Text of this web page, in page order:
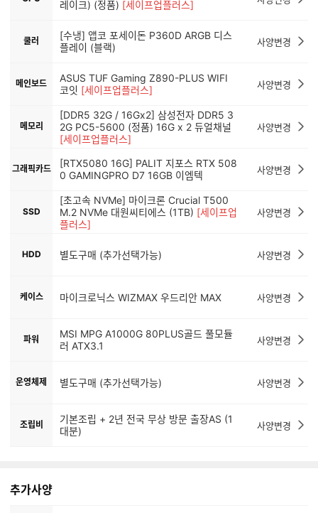
레이크) (정품) [세이프업플러스]
쿨러
[수냉] 앱코 포세이돈 P360D ARGB 디스
플레이 (블랙)
사양변경
메인보드
ASUS TUF Gaming Z890-PLUS WIFI
코잇 [세이프업플러스] 사양변경
메모리
[DDR5 32G / 16Gx2] 삼성전자 DDR5 3
2G PC5-5600 (정품) 16G x 2 듀얼채널
[세이프업플러스]
사양변경
그래픽카드
[RTX5080 16G] PALIT 지포스 RTX 508
0 GAMINGPRO D7 16GB 이엠텍
사양변경
SSD
[초고속 NVMe] 마이크론 Crucial T500
M.2 NVMe 대원씨티에스 (1TB) [세이프업
플러스]
사양변경
HDD 별도구매 (추가선택가능) 사양변경
케이스 마이크로닉스 WIZMAX 우드리안 MAX 사양변경
파워
MSI MPG A1000G 80PLUS골드 풀모듈
러 ATX3.1
사양변경
운영체제 별도구매 (추가선택가능) 사양변경
조립비
기본조립 + 2년 전국 무상 방문 출장AS (1
대분)
사양변경
추가사양